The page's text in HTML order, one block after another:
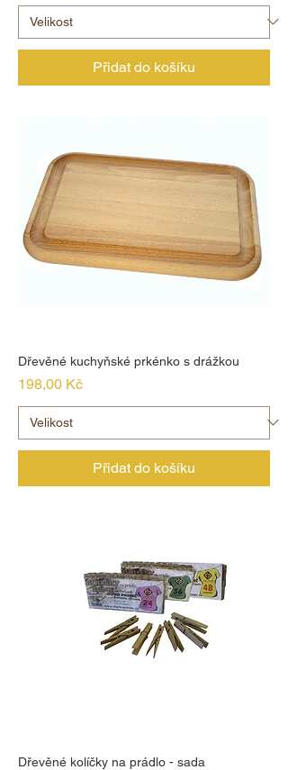
Přidat do košíku
Dřevěné kuchyňské prkénko s drážkou
Cena
198,00 Kč
Přidat do košíku
Dřevěné kolíčky na prádlo - sada